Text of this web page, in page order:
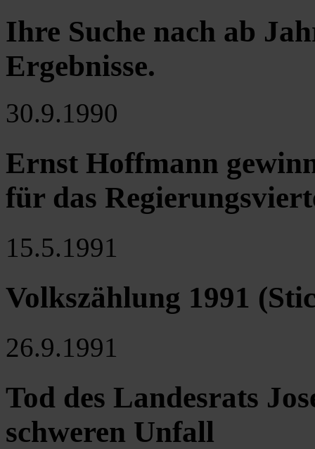
Ihre Suche nach ab
Ergebnisse.
30.9.1990
Ernst Hoffmann
für das
15.5.1991
Volkszählung 1991
26.9.1991
Tod des Landesrats
schweren Unfall